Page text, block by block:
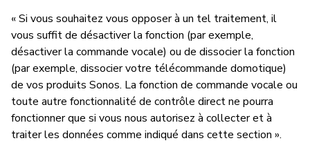
« Si vous souhaitez vous opposer à un tel traitement, il
vous suffit de désactiver la fonction (par exemple,
désactiver la commande vocale) ou de dissocier la fonction
(par exemple, dissocier votre télécommande domotique)
de vos produits Sonos. La fonction de commande vocale ou
toute autre fonctionnalité de contrôle direct ne pourra
fonctionner que si vous nous autorisez à collecter et à
traiter les données comme indiqué dans cette section ».